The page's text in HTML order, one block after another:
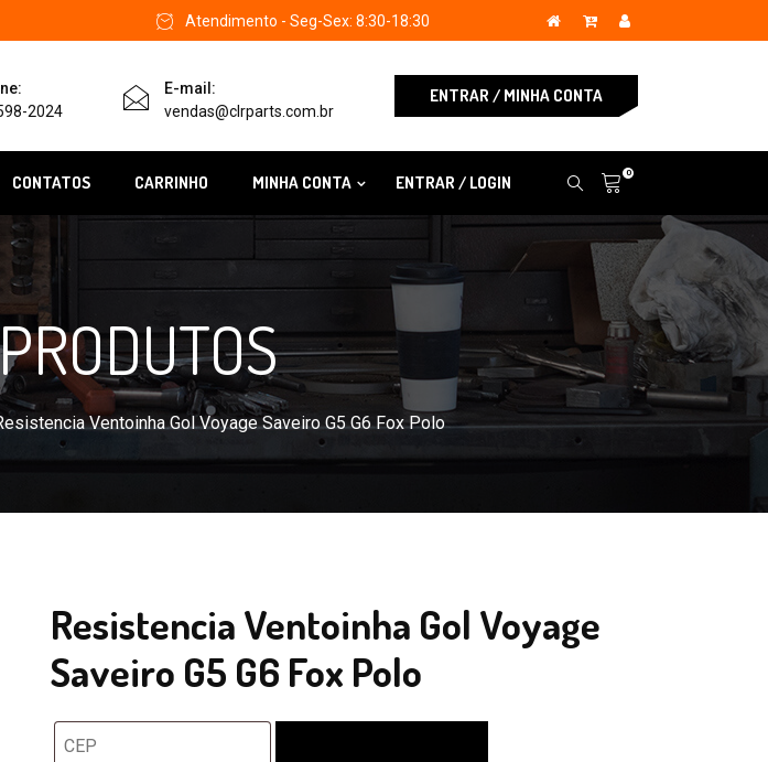
Atendimento - Seg-Sex: 8:30-18:30
2024
E-mail:
vendas@clrparts.com.br
ENTRAR / MINHA CONTA
CONTATOS CARRINHO MINHA CONTA ENTRAR / LOGIN 0
Ventoinha Gol Voyage Saveiro G5 G6 Fox Polo
Resistencia Ventoinha Gol Voyage
Saveiro G5 G6 Fox Polo